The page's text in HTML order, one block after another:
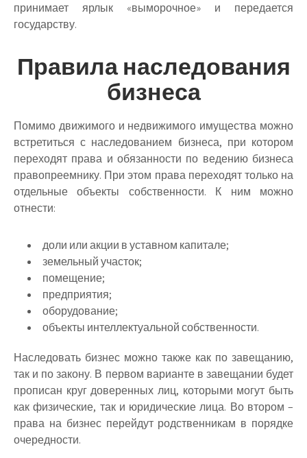
принимает ярлык «выморочное» и передается
государству.
Правила наследования
бизнеса
Помимо движимого и недвижимого имущества можно
встретиться с наследованием бизнеса, при котором
переходят права и обязанности по ведению бизнеса
правопреемнику. При этом права переходят только на
отдельные объекты собственности. К ним можно
отнести:
доли или акции в уставном капитале;
земельный участок;
помещение;
предприятия;
оборудование;
объекты интеллектуальной собственности.
Наследовать бизнес можно также как по завещанию,
так и по закону. В первом варианте в завещании будет
прописан круг доверенных лиц, которыми могут быть
как физические, так и юридические лица. Во втором –
права на бизнес перейдут родственникам в порядке
очередности.